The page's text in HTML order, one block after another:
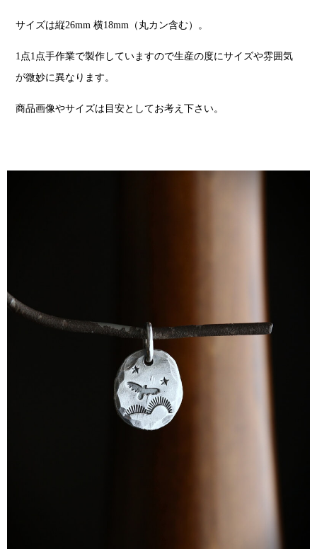
サイズは縦26mm 横18mm（丸カン含む）。
1点1点手作業で製作していますので生産の度にサイズや雰囲気
が微妙に異なります。
商品画像やサイズは目安としてお考え下さい。